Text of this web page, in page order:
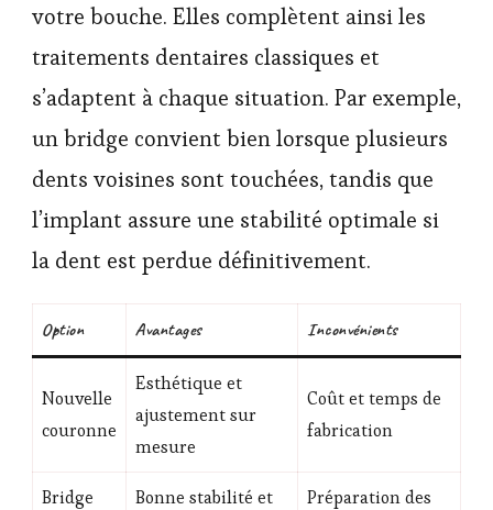
votre bouche. Elles complètent ainsi les
traitements dentaires classiques et
s’adaptent à chaque situation. Par exemple,
un bridge convient bien lorsque plusieurs
dents voisines sont touchées, tandis que
l’implant assure une stabilité optimale si
la dent est perdue définitivement.
Option Avantages Inconvénients
Nouvelle
couronne
Esthétique et
ajustement sur
mesure
Coût et temps de
fabrication
Bridge
Bonne stabilité et
Préparation des